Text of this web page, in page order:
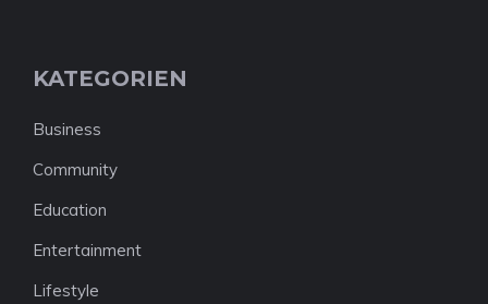
KATEGORIEN
Business
Community
Education
Entertainment
Lifestyle